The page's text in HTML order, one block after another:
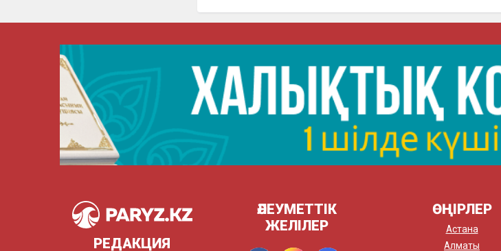
РЕДАКЦИЯ
ӘЛЕУМЕТТІК
ЖЕЛІЛЕР
ӨҢІРЛЕР
Астана
Алматы